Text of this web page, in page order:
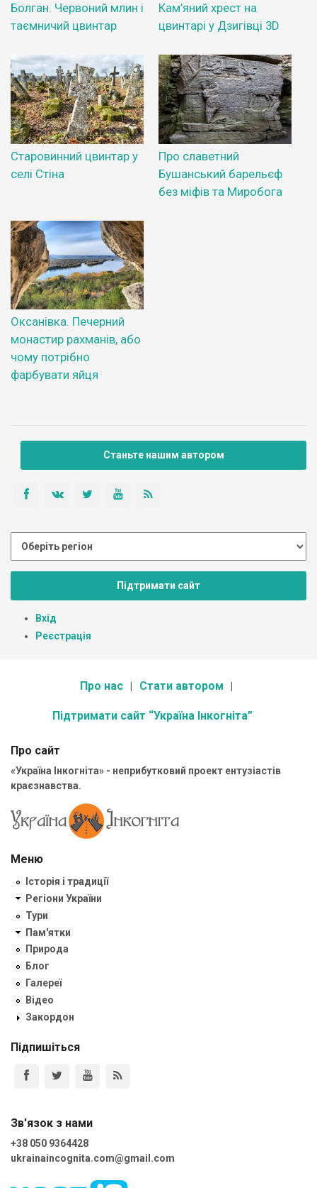
Болган. Червоний млин і
таємничий цвинтар
Кам’яний хрест на
цвинтарі у Дзигівці 3D
Старовинний цвинтар у
селі Стіна
Про славетний
Бушанський барельєф
без міфів та Миробога
Оксанівка. Печерний
монастир рахманів, або
чому потрібно
фарбувати яйця
Станьте нашим автором
Підтримати сайт
Вхід
Реєстрація
Про нас Стати автором
Підтримати сайт “Україна Інкогніта”
Про сайт
«Україна Інкогніта» - неприбутковий проект ентузіастів
краєзнавства.
Меню
Історія і традиції
Регіони України
Тури
Пам'ятки
Природа
Блог
Галереї
Відео
Закордон
Підпишіться
Зв'язок з нами
+38 050 9364428
ukrainaincognita.com@gmail.com